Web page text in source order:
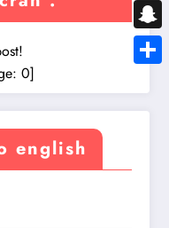
0]
english